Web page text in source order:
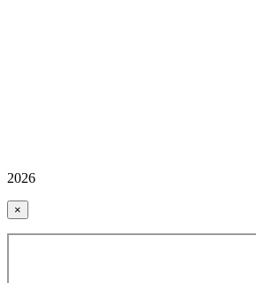
2026
×